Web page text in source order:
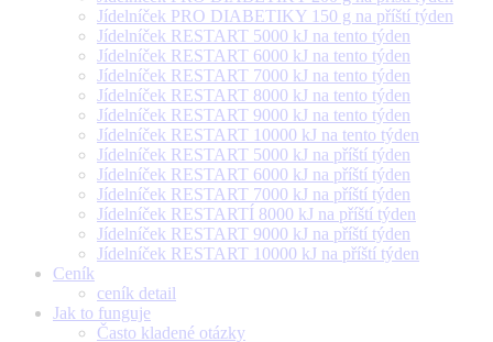
Jídelníček PRO DIABETIKY 150 g na příští týden
Jídelníček RESTART 5000 kJ na tento týden
Jídelníček RESTART 6000 kJ na tento týden
Jídelníček RESTART 7000 kJ na tento týden
Jídelníček RESTART 8000 kJ na tento týden
Jídelníček RESTART 9000 kJ na tento týden
Jídelníček RESTART 10000 kJ na tento týden
Jídelníček RESTART 5000 kJ na příští týden
Jídelníček RESTART 6000 kJ na příští týden
Jídelníček RESTART 7000 kJ na příští týden
Jídelníček RESTARTÍ 8000 kJ na příští týden
Jídelníček RESTART 9000 kJ na příští týden
Jídelníček RESTART 10000 kJ na příští týden
Ceník
ceník detail
Jak to funguje
Často kladené otázky